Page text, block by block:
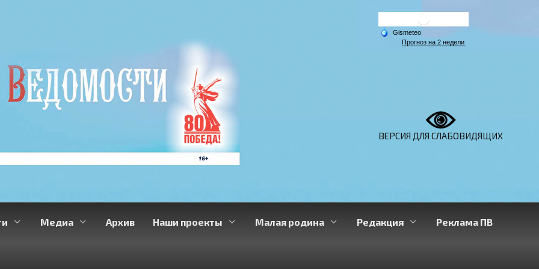
ВЕРСИЯ ДЛЯ СЛАБОВИДЯЩИХ
Медиа Архив Наши проекты Малая родина Редакция Реклама ПВ